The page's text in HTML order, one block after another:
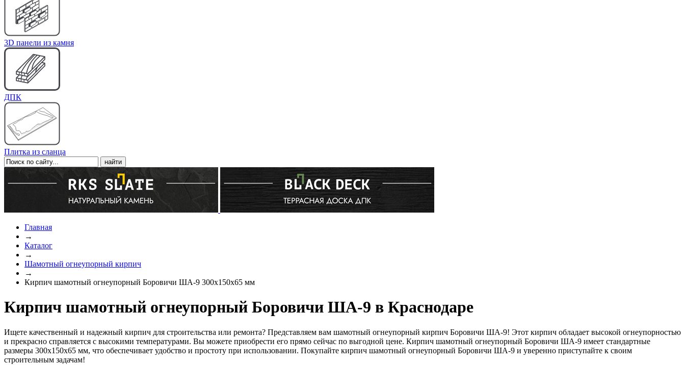
3D панели из камня
ДПК
Плитка из сланца
Главная
→
Каталог
→
Шамотный огнеупорный кирпич
→
Кирпич шамотный огнеупорный Боровичи ША-9 300x150x65 мм
Кирпич шамотный огнеупорный Боровичи ША-9 в Краснодаре
Ищете качественный и надежный кирпич для строительства или ремонта? Представляем вам шамотный огнеупорный кирпич Боровичи ША-9! Этот кирпич обладает высокой огнеупорностью
и прекрасно справляется с высокими температурами. Вы можете приобрести его прямо сейчас по выгодной цене. Кирпич шамотный огнеупорный Боровичи ША-9 имеет стандартные
размеры 300x150x65 мм, что обеспечивает удобство и простоту при использовании. Покупайте кирпич шамотный огнеупорный Боровичи ША-9 и уверенно приступайте к своим
строительным задачам!